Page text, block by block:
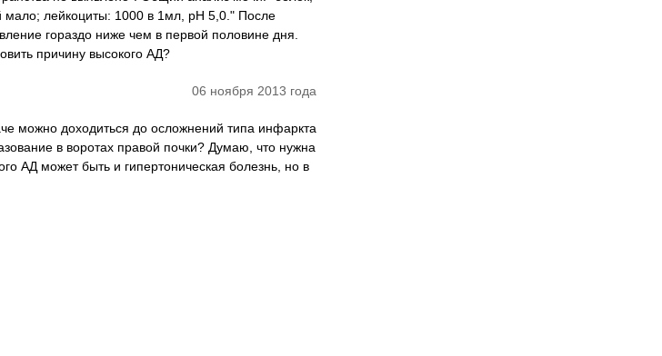
мало; лейкоциты: 1000 в 1мл, рН 5,0." После
гораздо ниже чем в первой половине дня.
причину высокого АД?
06 ноября 2013 года
можно доходиться до осложнений типа инфаркта
в воротах правой почки? Думаю, что нужна
АД может быть и гипертоническая болезнь, но в